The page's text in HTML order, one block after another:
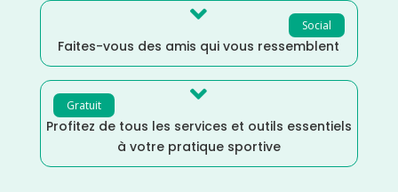
Social

Faites-vous des amis qui vous ressemblent
Gratuit 
Profitez de tous les services et outils essentiels
à votre pratique sportive